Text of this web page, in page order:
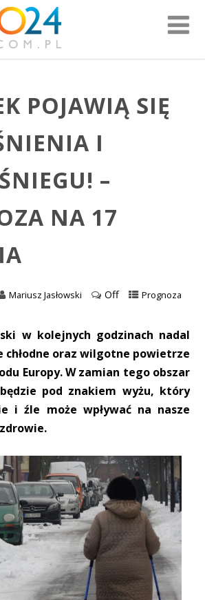
POJAWIĄ SIĘ
I
–
NA 17
Mariusz Jasłowski Off Prognoza
w kolejnych godzinach nadal
chłodne oraz wilgotne powietrze
Europy. W zamian tego obszar
pod znakiem wyżu, który
i źle może wpływać na nasze